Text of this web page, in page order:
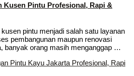
Kusen Pintu Profesional, Rapi &
pintu menjadi salah satu layanan
pembangunan maupun renovasi
banyak orang masih menganggap …